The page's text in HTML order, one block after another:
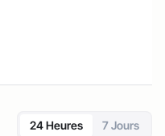
24 Heures 7 Jours